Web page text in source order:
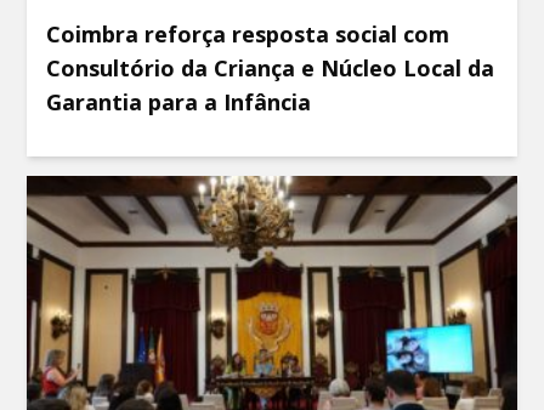
Coimbra reforça resposta social com
Consultório da Criança e Núcleo Local da
Garantia para a Infância